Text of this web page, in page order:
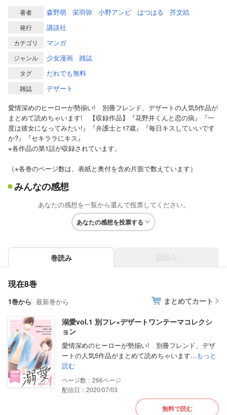
著者 森野萌 栄羽弥 小野アンビ はつはる 芥文絵
発行 講談社
カテゴリ マンガ
ジャンル 少女漫画 雑誌
タグ だれでも無料
雑誌
デザート
愛情深めのヒーローが勢揃い! 別冊フレンド、デザートの人気5作品が
まとめて読めちゃいます! 【収録作品】『花野井くんと恋の病』『一
度は彼女になってみたい!』『弁護士と17歳』『毎日キスしていいです
か?』『セキララにキス』
※各作品の第1話が収録されています。
（※各巻のページ数は、表紙と奥付を含め片面で数えています）
みんなの感想
あなたの感想を一覧から選んで投票してください。
あなたの感想を投票する
巻読み
現在8巻
1巻から 最新巻から まとめてカート
溺愛vol.1 別フレ×デザートワンテーマコレクシ
ョン
愛情深めのヒーローが勢揃い! 別冊フレンド、デザ
ートの人気5作品がまとめて読めちゃいます...もっと
読む
266
配信日：2020/07/03
無料で読む